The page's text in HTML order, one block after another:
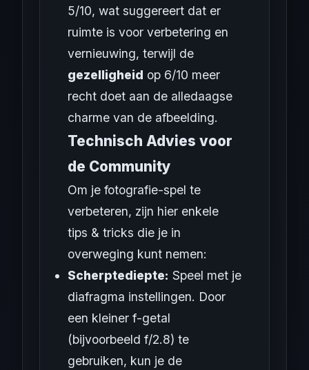
5/10, wat suggereert dat er
ruimte is voor verbetering en
vernieuwing, terwijl de
gezelligheid op 6/10 meer
recht doet aan de alledaagse
charme van de afbeelding.
Technisch Advies voor
de Community
Om je fotografie-spel te
verbeteren, zijn hier enkele
tips & tricks die je in
overweging kunt nemen:
Scherptediepte: Speel met je
diafragma instellingen. Door
een kleiner f-getal
(bijvoorbeeld f/2.8) te
gebruiken, kun je de